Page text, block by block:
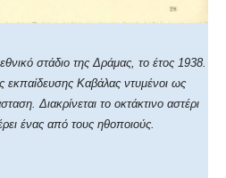
στάδιο της Δράμας, το έτος 1938.
εκπαίδευσης Καβάλας ντυμένοι ως
Διακρίνεται το οκτάκτινο αστέρι
ένας από τους ηθοποιούς.